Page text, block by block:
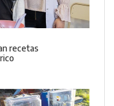
recetas